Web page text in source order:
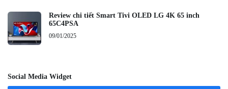
Review chi tiết Smart Tivi OLED LG 4K 65 inch
65C4PSA
09/01/2025
Social Media Widget